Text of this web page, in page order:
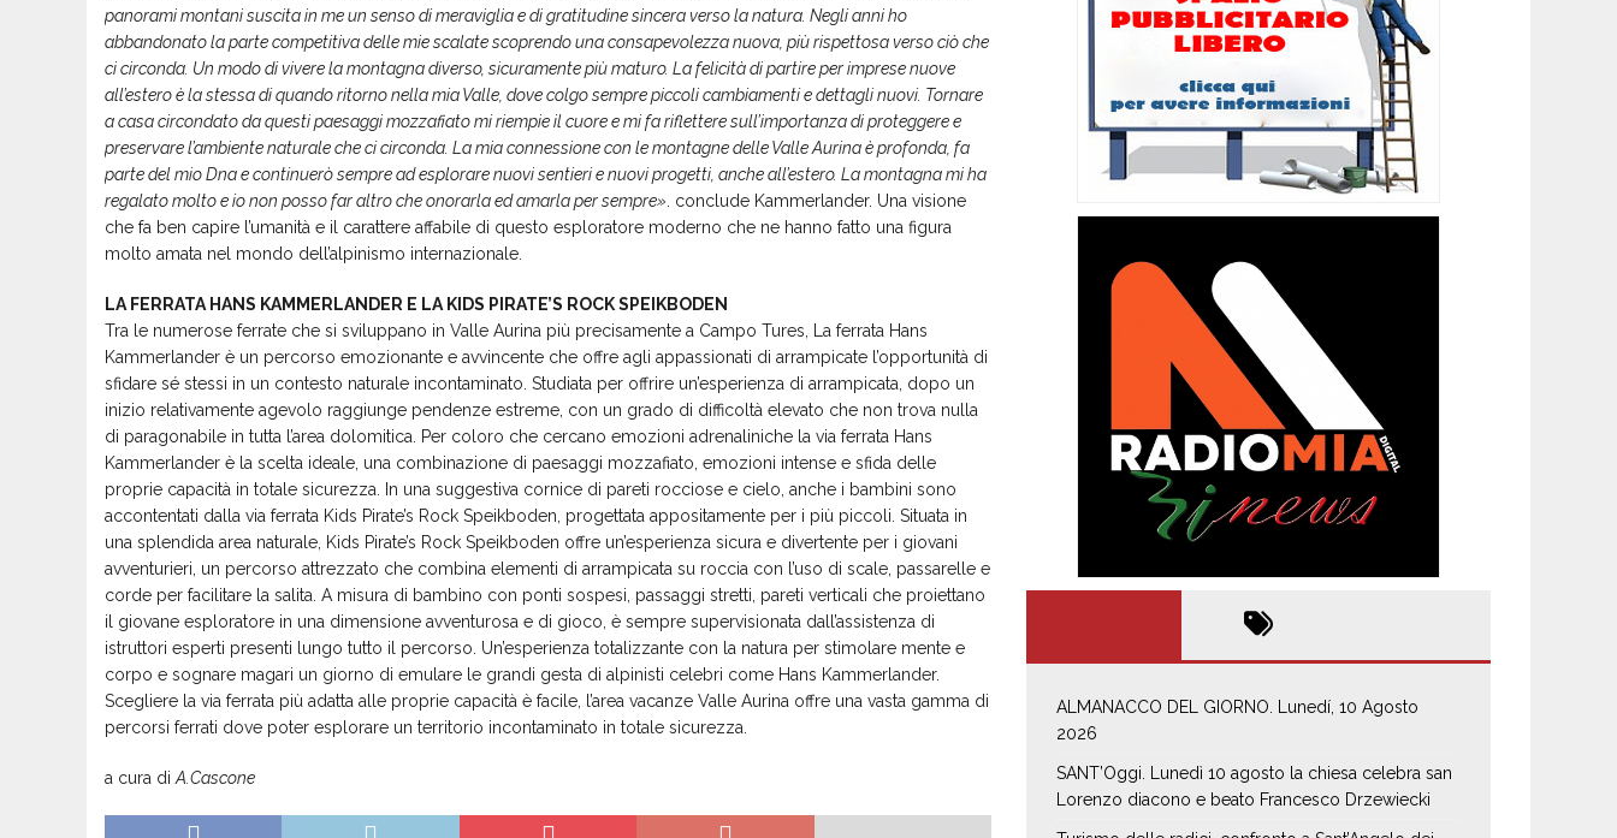
panorami montani suscita in me un senso di meraviglia e di gratitudine sincera verso la natura. Negli anni ho
abbandonato la parte competitiva delle mie scalate scoprendo una consapevolezza nuova, più rispettosa verso ciò che
ci circonda. Un modo di vivere la montagna diverso, sicuramente più maturo. La felicità di partire per imprese nuove
all’estero è la stessa di quando ritorno nella mia Valle, dove colgo sempre piccoli cambiamenti e dettagli nuovi. Tornare
a casa circondato da questi paesaggi mozzafiato mi riempie il cuore e mi fa riflettere sull’importanza di proteggere e
preservare l’ambiente naturale che ci circonda. La mia connessione con le montagne delle Valle Aurina è profonda, fa
parte del mio Dna e continuerò sempre ad esplorare nuovi sentieri e nuovi progetti, anche all’estero. La montagna mi ha
regalato molto e io non posso far altro che onorarla ed amarla per sempre» . conclude Kammerlander. Una visione
che fa ben capire l’umanità e il carattere affabile di questo esploratore moderno che ne hanno fatto una figura
molto amata nel mondo dell’alpinismo internazionale.
LA FERRATA HANS KAMMERLANDER E LA KIDS PIRATE’S ROCK SPEIKBODEN
Tra le numerose ferrate che si sviluppano in Valle Aurina più precisamente a Campo Tures, La ferrata Hans
Kammerlander è un percorso emozionante e avvincente che offre agli appassionati di arrampicate l’opportunità di
sfidare sé stessi in un contesto naturale incontaminato. Studiata per offrire un’esperienza di arrampicata, dopo un
inizio relativamente agevolo raggiunge pendenze estreme, con un grado di difficoltà elevato che non trova nulla
di paragonabile in tutta l’area dolomitica. Per coloro che cercano emozioni adrenaliniche la via ferrata Hans
Kammerlander è la scelta ideale, una combinazione di paesaggi mozzafiato, emozioni intense e sfida delle
proprie capacità in totale sicurezza. In una suggestiva cornice di pareti rocciose e cielo, anche i bambini sono
accontentati dalla via ferrata Kids Pirate’s Rock Speikboden, progettata appositamente per i più piccoli. Situata in
una splendida area naturale, Kids Pirate’s Rock Speikboden offre un’esperienza sicura e divertente per i giovani
avventurieri, un percorso attrezzato che combina elementi di arrampicata su roccia con l’uso di scale, passarelle e
corde per facilitare la salita. A misura di bambino con ponti sospesi, passaggi stretti, pareti verticali che proiettano
il giovane esploratore in una dimensione avventurosa e di gioco, è sempre supervisionata dall’assistenza di
istruttori esperti presenti lungo tutto il percorso. Un’esperienza totalizzante con la natura per stimolare mente e
corpo e sognare magari un giorno di emulare le grandi gesta di alpinisti celebri come Hans Kammerlander.
Scegliere la via ferrata più adatta alle proprie capacità è facile, l’area vacanze Valle Aurina offre una vasta gamma di
percorsi ferrati dove poter esplorare un territorio incontaminato in totale sicurezza.
a cura di A.Cascone
ALMANACCO DEL GIORNO. Lunedí, 10 Agosto
2026
SANT’Oggi. Lunedì 10 agosto la chiesa celebra san
Lorenzo diacono e beato Francesco Drzewiecki